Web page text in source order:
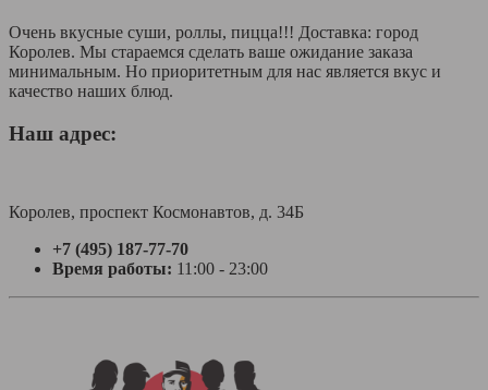
Очень вкусные суши, роллы, пицца!!! Доставка: город
Королев. Мы стараемся сделать ваше ожидание заказа
минимальным. Но приоритетным для нас является вкус и
качество наших блюд.
Наш адрес:
Королев, проспект Космонавтов, д. 34Б
+7 (495) 187-77-70
Время работы: 11:00 - 23:00